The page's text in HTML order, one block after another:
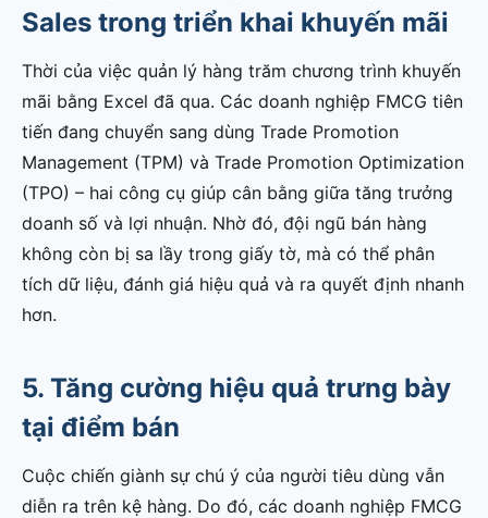
Sales trong triển khai khuyến mãi
Thời của việc quản lý hàng trăm chương trình khuyến
mãi bằng Excel đã qua. Các doanh nghiệp FMCG tiên
tiến đang chuyển sang dùng Trade Promotion
Management (TPM) và Trade Promotion Optimization
(TPO) – hai công cụ giúp cân bằng giữa tăng trưởng
doanh số và lợi nhuận. Nhờ đó, đội ngũ bán hàng
không còn bị sa lầy trong giấy tờ, mà có thể phân
tích dữ liệu, đánh giá hiệu quả và ra quyết định nhanh
hơn.
5. Tăng cường hiệu quả trưng bày
tại điểm bán
Cuộc chiến giành sự chú ý của người tiêu dùng vẫn
diễn ra trên kệ hàng. Do đó, các doanh nghiệp FMCG